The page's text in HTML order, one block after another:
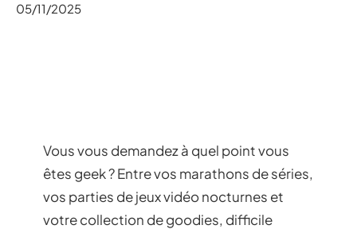
05/11/2025
Vous vous demandez à quel point vous
êtes geek ? Entre vos marathons de séries,
vos parties de jeux vidéo nocturnes et
votre collection de goodies, difficile